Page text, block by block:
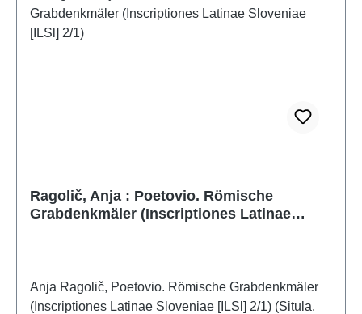
Ragolič, Anja : Poetovio. Römische
Grabdenkmäler (Inscriptiones Latinae
Anja Ragolič, Poetovio. Römische Grabdenkmäler
(Inscriptiones Latinae Sloveniae [ILSl] 2/1) (Situla.